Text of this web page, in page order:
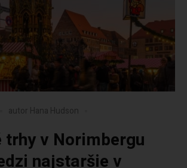
autor Hana Hudson
trhy v Norimbergu
najstaršie v